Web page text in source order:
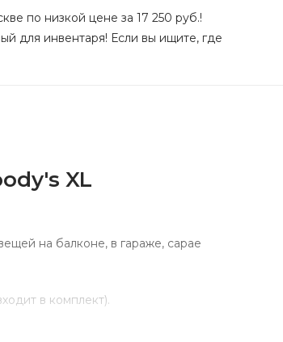
по низкой цене за 17 250 руб.!
для инвентаря! Если вы ищите, где
XL
на балконе, в гараже, сарае
в комплект).
каждая из которых выдерживает